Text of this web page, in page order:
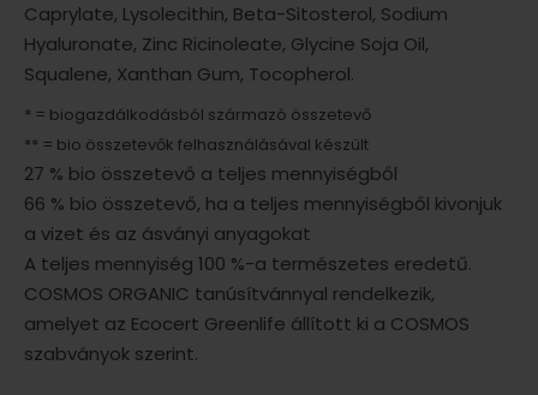
Caprylate, Lysolecithin, Beta-Sitosterol, Sodium
Hyaluronate, Zinc Ricinoleate, Glycine Soja Oil,
Squalene, Xanthan Gum, Tocopherol.
* = biogazdálkodásból származó összetevő
** = bio összetevők felhasználásával készült
27 % bio összetevő a teljes mennyiségből
66 % bio összetevő, ha a teljes mennyiségből kivonjuk
a vizet és az ásványi anyagokat
A teljes mennyiség 100 %-a természetes eredetű.
COSMOS ORGANIC tanúsítvánnyal rendelkezik,
amelyet az Ecocert Greenlife állított ki a COSMOS
szabványok szerint.